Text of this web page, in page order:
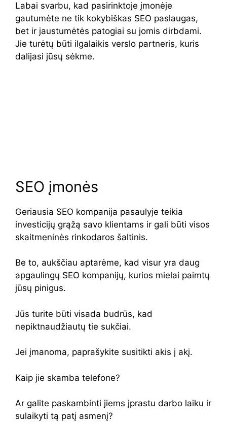
Labai svarbu, kad pasirinktoje įmonėje
gautumėte ne tik kokybiškas SEO paslaugas,
bet ir jaustumėtės patogiai su jomis dirbdami.
Jie turėtų būti ilgalaikis verslo partneris, kuris
dalijasi jūsų sėkme.
SEO įmonės
Geriausia SEO kompanija pasaulyje teikia
investicijų grąžą savo klientams ir gali būti visos
skaitmeninės rinkodaros šaltinis.
Be to, aukščiau aptarėme, kad visur yra daug
apgaulingų SEO kompanijų, kurios mielai paimtų
jūsų pinigus.
Jūs turite būti visada budrūs, kad
nepiktnaudžiautų tie sukčiai.
Jei įmanoma, paprašykite susitikti akis į akį.
Kaip jie skamba telefone?
Ar galite paskambinti jiems įprastu darbo laiku ir
sulaikyti tą patį asmenį?